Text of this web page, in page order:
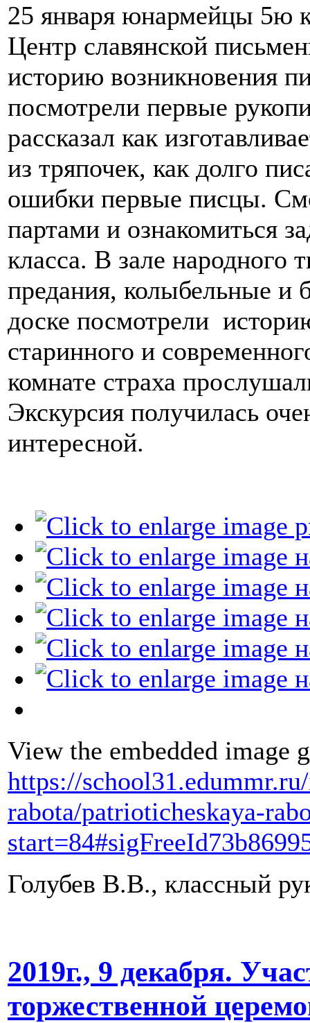
25 января юнармейцы 5ю
Центр славянской
историю возникновения
посмотрели первые
рассказал как
из тряпочек, как долго
ошибки первые писцы.
партами и ознакомиться
класса. В зале народного
предания, колыбельные и
доске посмотрели
старинного и
комнате страха
Экскурсия получилась
интересной.
View the embedded image
https://
rabota/patrioticheskaya-
Голубев В.В., классный
2019г., 9 декабря.
торжественной